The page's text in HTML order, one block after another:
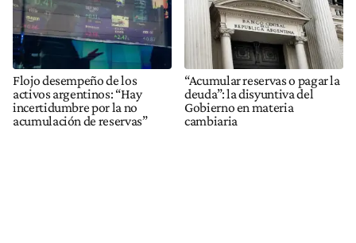
Flojo desempeño de los
activos argentinos: “Hay
incertidumbre por la no
acumulación de reservas”
“Acumular reservas o pagar la
deuda”: la disyuntiva del
Gobierno en materia
cambiaria